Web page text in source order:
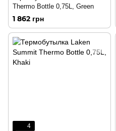
Thermo Bottle 0,75L, Green
1 862 грн
4